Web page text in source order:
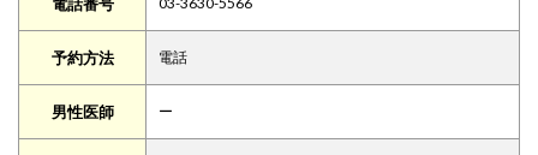
電話番号
予約方法 電話
男性医師 ー